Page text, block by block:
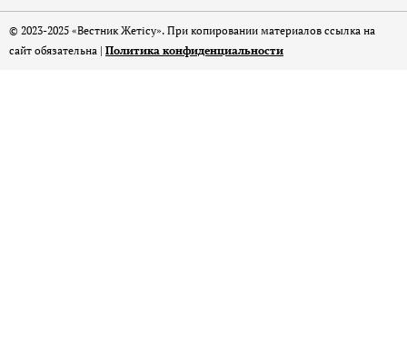
© 2023-2025 «Вестник Жетісу». При копировании материалов ссылка на
сайт обязательна | Политика конфиденциальности